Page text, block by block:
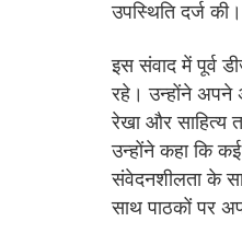
उपस्थिति दर्ज की।
इस संवाद में पूर्व
रहे। उन्होंने अपने
रेखा और साहित्य
उन्होंने कहा कि
संवेदनशीलता के
साथ पाठकों पर